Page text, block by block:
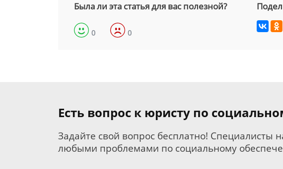
Была ли эта статья для вас полезной?
0 0
Есть вопрос к юристу по
Задайте свой вопрос бесплатно! Специалисты
любыми проблемами по социальному